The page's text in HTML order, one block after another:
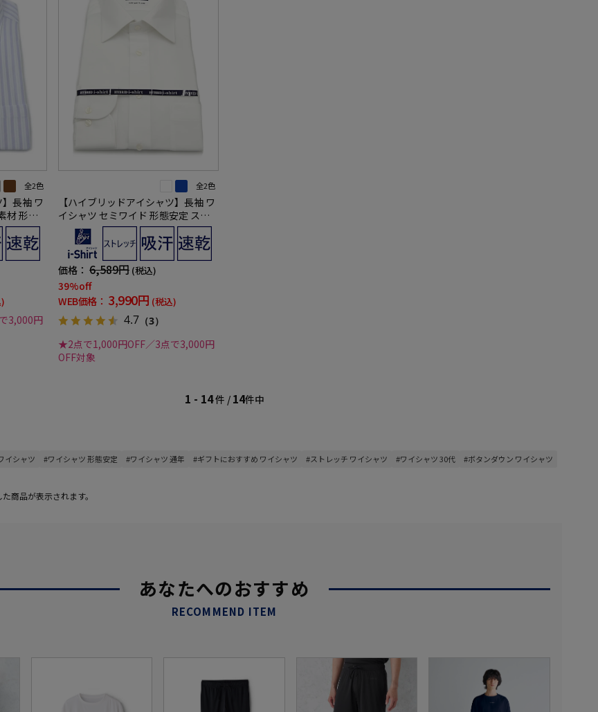
全2色
長袖 ワ
材 形態
3,000円
全2色
【ハイブリッドアイシャツ】長袖 ワ
イシャツ セミワイド 形態安定 スト
レッチ 無地 通年
価格： 6,589円 (税込)
39%off
WEB価格： 3,990円 (税込)
4.7 （3）
★2点で1,000円OFF／3点で3,000円
OFF対象
1 - 14件 / 14件中
イシャツ #ワイシャツ 形態安定 #ワイシャツ 通年 #ギフトにおすすめ ワイシャツ #ストレッチ ワイシャツ #ワイシャツ 30代
#ボタンダウン ワイシャツ
商品が表示されます。
あなたへのおすすめ
RECOMMEND ITEM